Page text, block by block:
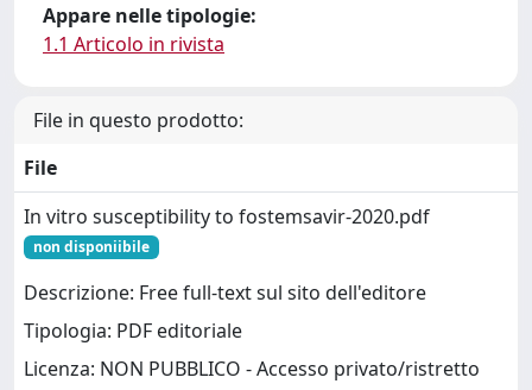
Appare nelle tipologie:
1.1 Articolo in rivista
File in questo prodotto:
File
In vitro susceptibility to fostemsavir-2020.pdf
non disponiibile
Descrizione: Free full-text sul sito dell'editore
Tipologia: PDF editoriale
Licenza: NON PUBBLICO - Accesso privato/ristretto